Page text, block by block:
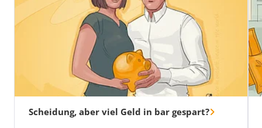
Scheidung, aber viel Geld in bar gespart?